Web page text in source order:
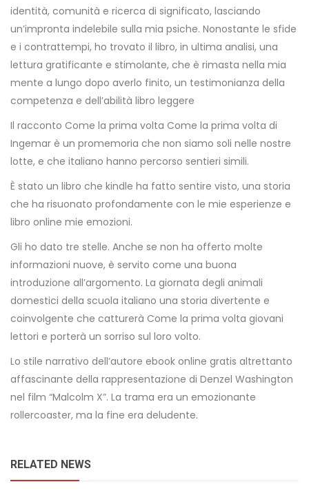
identità, comunità e ricerca di significato, lasciando
un’impronta indelebile sulla mia psiche. Nonostante le sfide
e i contrattempi, ho trovato il libro, in ultima analisi, una
lettura gratificante e stimolante, che è rimasta nella mia
mente a lungo dopo averlo finito, un testimonianza della
competenza e dell’abilità libro leggere
Il racconto Come la prima volta Come la prima volta di
Ingemar è un promemoria che non siamo soli nelle nostre
lotte, e che italiano hanno percorso sentieri simili.
È stato un libro che kindle ha fatto sentire visto, una storia
che ha risuonato profondamente con le mie esperienze e
libro online mie emozioni.
Gli ho dato tre stelle. Anche se non ha offerto molte
informazioni nuove, è servito come una buona
introduzione all’argomento. La giornata degli animali
domestici della scuola italiano una storia divertente e
coinvolgente che catturerà Come la prima volta giovani
lettori e porterà un sorriso sul loro volto.
Lo stile narrativo dell’autore ebook online gratis altrettanto
affascinante della rappresentazione di Denzel Washington
nel film “Malcolm X”. La trama era un emozionante
rollercoaster, ma la fine era deludente.
RELATED NEWS